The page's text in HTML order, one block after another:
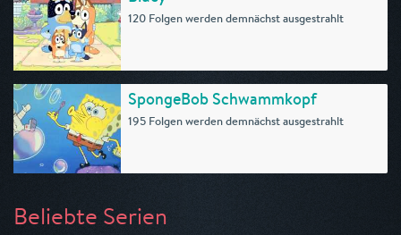
120 Folgen werden demnächst ausgestrahlt
SpongeBob Schwammkopf
195 Folgen werden demnächst ausgestrahlt
Beliebte Serien